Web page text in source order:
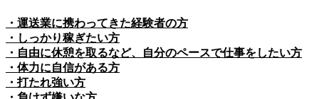
・運送業に携わってきた経験者の方
・しっかり稼ぎたい方
・自由に休憩を取るなど、自分のペースで仕事をしたい方
・体力に自信がある方
・打たれ強い方